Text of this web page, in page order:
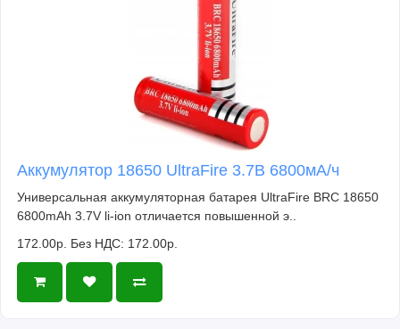
Аккумулятор 18650 UltraFire 3.7В 6800мА/ч
Универсальная аккумуляторная батарея UltraFire BRC 18650
6800mAh 3.7V li-ion отличается повышенной э..
172.00р. Без НДС: 172.00р.